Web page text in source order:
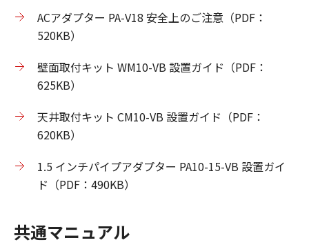
ACアダプター PA-V18 安全上のご注意（PDF：
520KB）
壁面取付キット WM10-VB 設置ガイド（PDF：
625KB）
天井取付キット CM10-VB 設置ガイド（PDF：
620KB）
1.5 インチパイプアダプター PA10-15-VB 設置ガイ
ド（PDF：490KB）
共通マニュアル